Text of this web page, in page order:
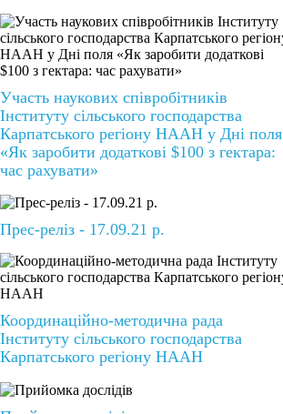
Участь наукових співробітників
Інституту сільського господарства
Карпатського регіону НААН у Дні поля
«Як заробити додаткові $100 з гектара:
час рахувати»
Прес-реліз - 17.09.21 р.
Координаційно-методична рада
Інституту сільського господарства
Карпатського регіону НААН